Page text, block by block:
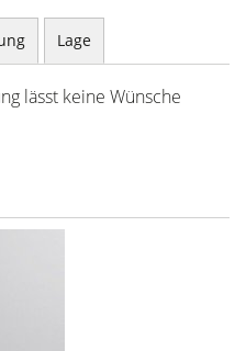
Lage
lässt keine Wünsche